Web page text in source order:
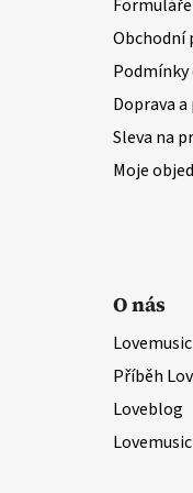
Obchodní
Podmínky
Doprava
Sleva na
Moje
O nás
Příběh
Loveblog